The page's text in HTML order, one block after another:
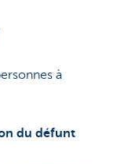
à
du défunt